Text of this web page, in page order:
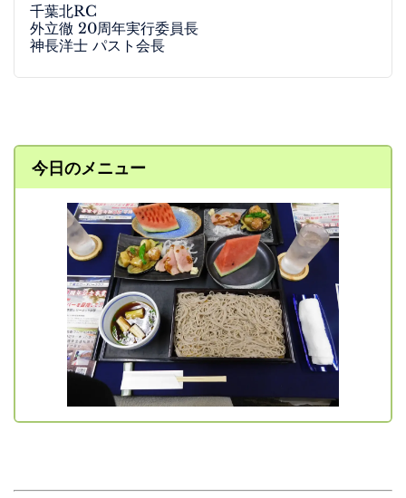
千葉北RC
外立徹 20周年実行委員長
神長洋士 パスト会長
今日のメニュー